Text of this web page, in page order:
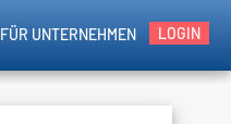
LOGIN
FÜR UNTERNEHMEN